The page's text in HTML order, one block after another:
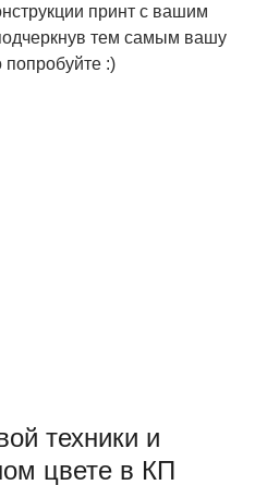
принт с вашим
тем самым вашу
попробуйте :)
техники и
цвете в КП